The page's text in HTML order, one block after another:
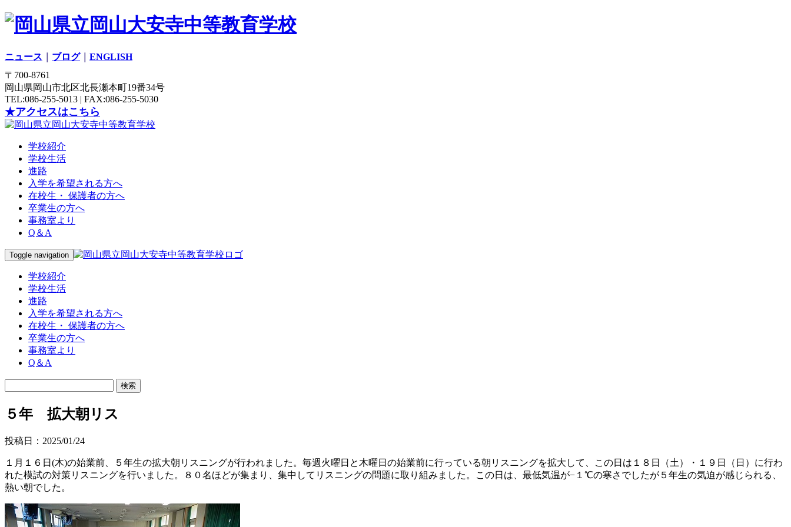
ニュース ブログ｜ ENGLISH
〒700-8761
岡山県岡山市北区北長瀬本町19番34号
TEL:086-255-5013 | FAX:086-255-5030
★アクセスはこちら
学校紹介
学校生活
進路
入学を希望される方へ
在校生・ 保護者の方へ
卒業生の方へ
事務室より
Q＆A
Toggle navigation
学校紹介
学校生活
進路
入学を希望される方へ
在校生・ 保護者の方へ
卒業生の方へ
事務室より
Q＆A
５年 拡大朝リス
投稿日：2025/01/24
１月１６日(木)の始業前、５年生の拡大朝リスニングが行われました。毎週火曜日と木曜日の始業前に行っている朝リスニングを拡大して、この日は１８日（土）・１９日（日）に行わ
れた模試の対策リスニングを行いました。８０名ほどが集まり、集中してリスニングの問題に取り組みました。この日は、最低気温が−１℃の寒さでしたが５年生の気迫が感じられる、
熱い朝でした。